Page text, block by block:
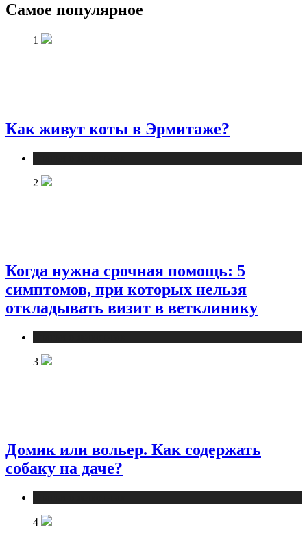
Самое популярное
1
Как живут коты в Эрмитаже?
2
Когда нужна срочная помощь: 5
симптомов, при которых нельзя
откладывать визит в ветклинику
3
Домик или вольер. Как содержать
собаку на даче?
4